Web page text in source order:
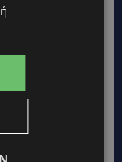
λωρίδα στον